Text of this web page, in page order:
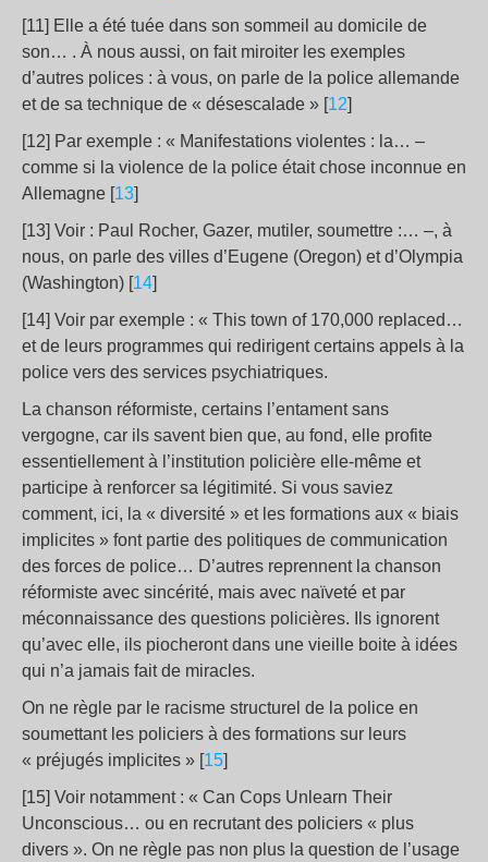
[11] Elle a été tuée dans son sommeil au domicile de
son… . À nous aussi, on fait miroiter les exemples
d’autres polices : à vous, on parle de la police allemande
et de sa technique de « désescalade » [12]
[12] Par exemple : « Manifestations violentes : la… –
comme si la violence de la police était chose inconnue en
Allemagne [13]
[13] Voir : Paul Rocher, Gazer, mutiler, soumettre :… –, à
nous, on parle des villes d’Eugene (Oregon) et d’Olympia
(Washington) [14]
[14] Voir par exemple : « This town of 170,000 replaced…
et de leurs programmes qui redirigent certains appels à la
police vers des services psychiatriques.
La chanson réformiste, certains l’entament sans
vergogne, car ils savent bien que, au fond, elle profite
essentiellement à l’institution policière elle-même et
participe à renforcer sa légitimité. Si vous saviez
comment, ici, la « diversité » et les formations aux « biais
implicites » font partie des politiques de communication
des forces de police… D’autres reprennent la chanson
réformiste avec sincérité, mais avec naïveté et par
méconnaissance des questions policières. Ils ignorent
qu’avec elle, ils piocheront dans une vieille boite à idées
qui n’a jamais fait de miracles.
On ne règle par le racisme structurel de la police en
soumettant les policiers à des formations sur leurs
« préjugés implicites » [15]
[15] Voir notamment : « Can Cops Unlearn Their
Unconscious… ou en recrutant des policiers « plus
divers ». On ne règle pas non plus la question de l’usage